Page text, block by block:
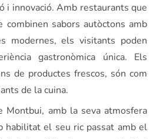
i innovació. Amb restaurants que
combinen sabors autòctons amb
modernes, els visitants poden
gastronòmica única. Els
de productes frescos, són com
de la cuina.
Montbui, amb la seva atmosfera
habilitat el seu ric passat amb el